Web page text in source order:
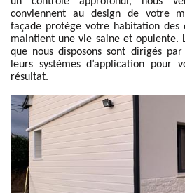
conviennent au design de votre
façade protège votre habitation des
maintient une vie saine et opulente.
que nous disposons sont dirigés
leurs systèmes d’application pour
résultat.